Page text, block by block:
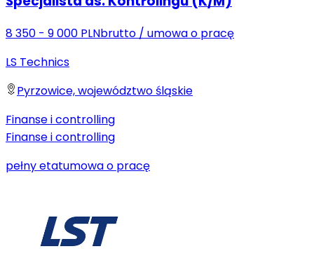
8 350 - 9 000 PLNbrutto / umowa o pracę
LS Technics
Pyrzowice, województwo śląskie
Finanse i controlling
Finanse i controlling
pełny etatumowa o pracę